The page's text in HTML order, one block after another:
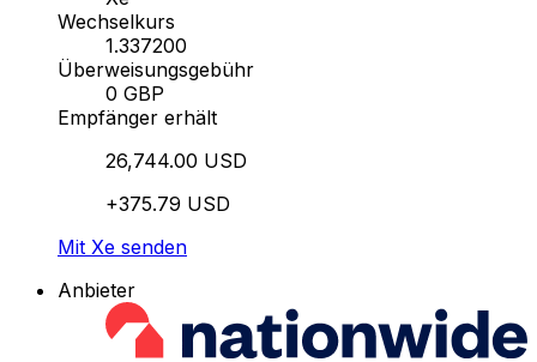
Wechselkurs
1.337200
Überweisungsgebühr
0 GBP
Empfänger erhält
26,744.00 USD
+375.79 USD
Mit Xe senden
Anbieter